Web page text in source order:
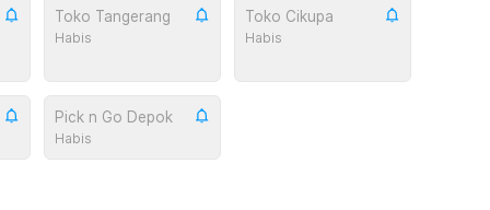
Toko Tangerang
Habis
Toko Cikupa
Habis
Pick n Go Depok
Habis